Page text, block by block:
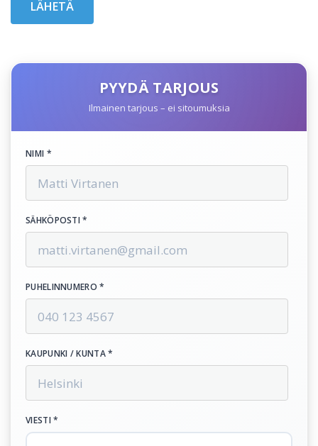
PYYDÄ TARJOUS
Ilmainen tarjous – ei sitoumuksia
NIMI *
SÄHKÖPOSTI *
PUHELINNUMERO *
KAUPUNKI / KUNTA *
VIESTI *